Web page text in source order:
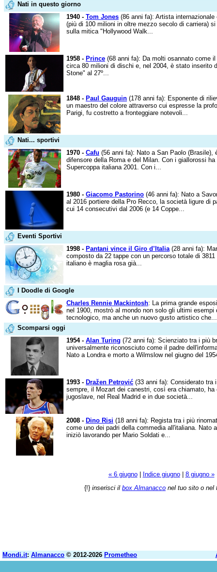
Nati in questo giorno
1940 - Tom Jones (86 anni fa): Artista
(più di 100 milioni in oltre mezzo secolo di carriera)
sulla mitica "Hollywood Walk...
1958 - Prince (68 anni fa): Da molti osannato come
circa 80 milioni di dischi e, nel 2004, è stato inserito
Stone" al 27º...
1848 - Paul Gauguin (178 anni fa): Esponente di
un maestro del colore attraverso cui espresse la
Parigi, fu costretto a fronteggiare notevoli...
Nati... sportivi
1970 - Cafu (56 anni fa): Nato a San Paolo
difensore della Roma e del Milan. Con i giallorossi
Supercoppa italiana 2001. Con i...
1980 - Giacomo Pastorino (46 anni fa): Nato a
al 2016 portiere della Pro Recco, la società ligure di
cui 14 consecutivi dal 2006 (e 14 Coppe...
Eventi Sportivi
1998 - Pantani vince il Giro d’Italia(28 anni fa):
composto da 22 tappe con un percorso totale di
italiano è maglia rosa già...
I Doodle di Google
Charles Rennie Mackintosh: La prima grande
nel 1900, mostrò al mondo non solo gli ultimi
tecnologico, ma anche un nuovo gusto artistico che...
Scomparsi oggi
1954 - Alan Turing (72 anni fa): Scienziato tra i più
universalmente riconosciuto come il padre
Nato a Londra e morto a Wilmslow nel giugno del
1993 - Dražen Petrović (33 anni fa): Considerato tra
sempre, il Mozart dei canestri, così era chiamato, ha
jugoslave, nel Real Madrid e in due società...
2008 - Dino Risi (18 anni fa): Regista tra i più
come uno dei padri della commedia all'italiana. Nato
iniziò lavorando per Mario Soldati e...
« 6 giugno| Indice giugno| 8 giugno »
{!} inserisci il box Almanacco nel tuo sito o nel
Mondi.it: Almanacco © 2012-2026 Prometheo